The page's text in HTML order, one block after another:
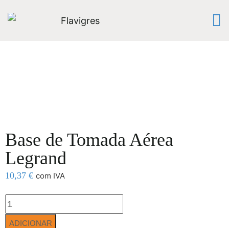
Base de Tomada Aérea
Legrand
10,37 € com IVA
ADICIONAR